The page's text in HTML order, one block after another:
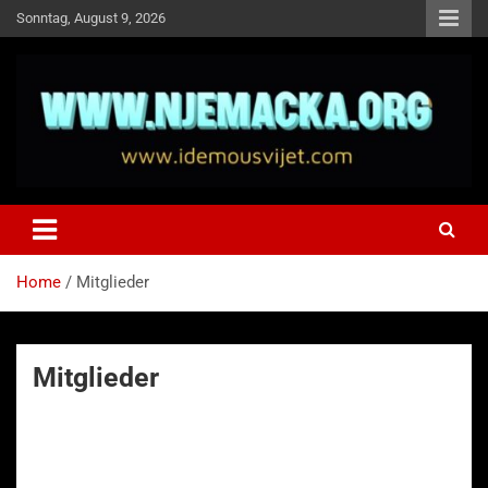
Skip
to
Sonntag, August 9, 2026
Idemo u Svijet-Njemacka!
Home Mitglieder
Mitglieder